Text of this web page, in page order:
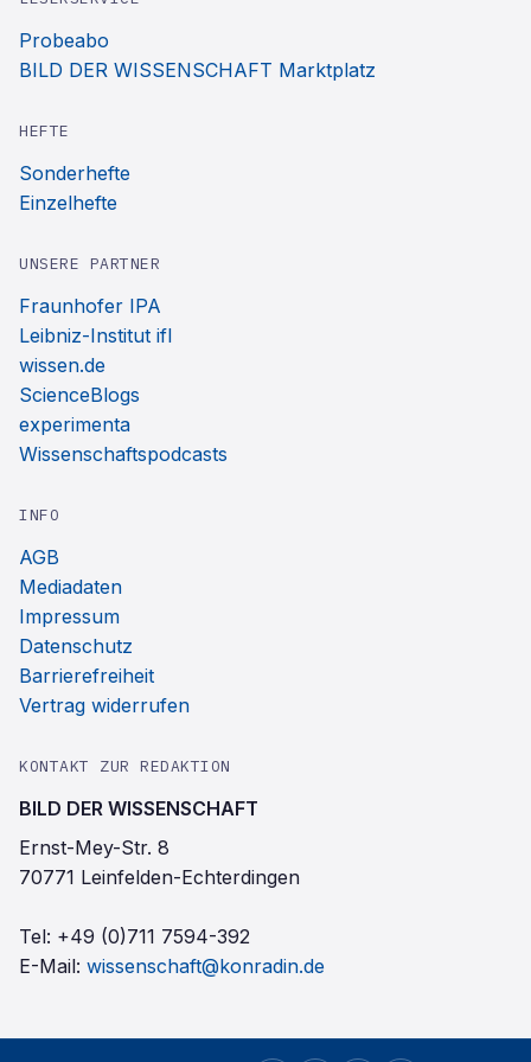
Probeabo
BILD DER WISSENSCHAFT Marktplatz
HEFTE
Sonderhefte
Einzelhefte
UNSERE PARTNER
Fraunhofer IPA
Leibniz-Institut ifl
wissen.de
ScienceBlogs
experimenta
Wissenschaftspodcasts
INFO
AGB
Mediadaten
Impressum
Datenschutz
Barrierefreiheit
Vertrag widerrufen
KONTAKT ZUR REDAKTION
BILD DER WISSENSCHAFT
Ernst-Mey-Str. 8
70771 Leinfelden-Echterdingen
Tel: +49 (0)711 7594-392
E-Mail: wissenschaft@konradin.de